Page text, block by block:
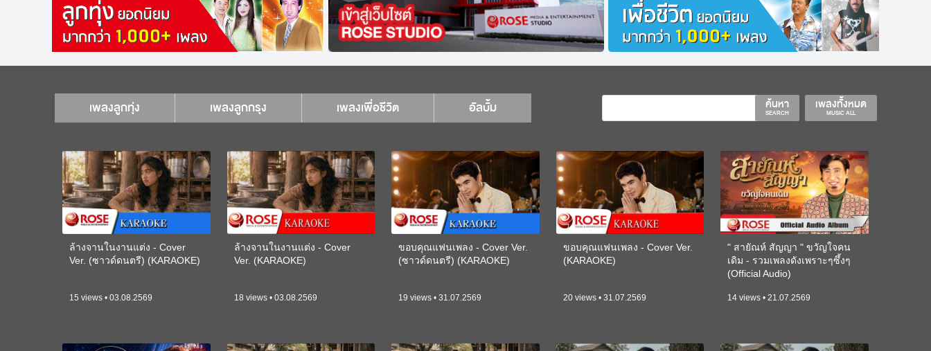
เพลงลูกทุ่ง เพลงลูกกรุง เพลงเพื่อชีวิต อัลบั้ม เพลงทั้งหมด
MUSIC ALL
ค้นหา
SEARCH
ล้างจานในงานแต่ง - Cover
Ver. (ซาวด์ดนตรี) (KARAOKE)
15 views • 03.08.2569
ล้างจานในงานแต่ง - Cover
Ver. (KARAOKE)
18 views • 03.08.2569
ขอบคุณแฟนเพลง - Cover Ver.
(ซาวด์ดนตรี) (KARAOKE)
19 views • 31.07.2569
ขอบคุณแฟนเพลง - Cover Ver.
(KARAOKE)
20 views • 31.07.2569
" สายัณห์ สัญญา " ขวัญใจคน
เดิม - รวมเพลงดังเพราะๆซึ้งๆ
(Official Audio)
14 views • 21.07.2569